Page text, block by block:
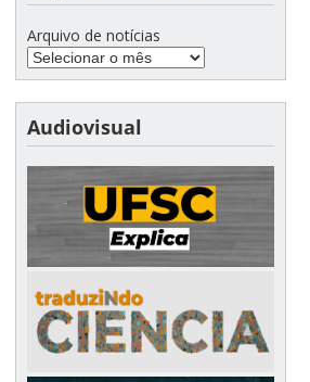
Arquivo de notícias
Audiovisual